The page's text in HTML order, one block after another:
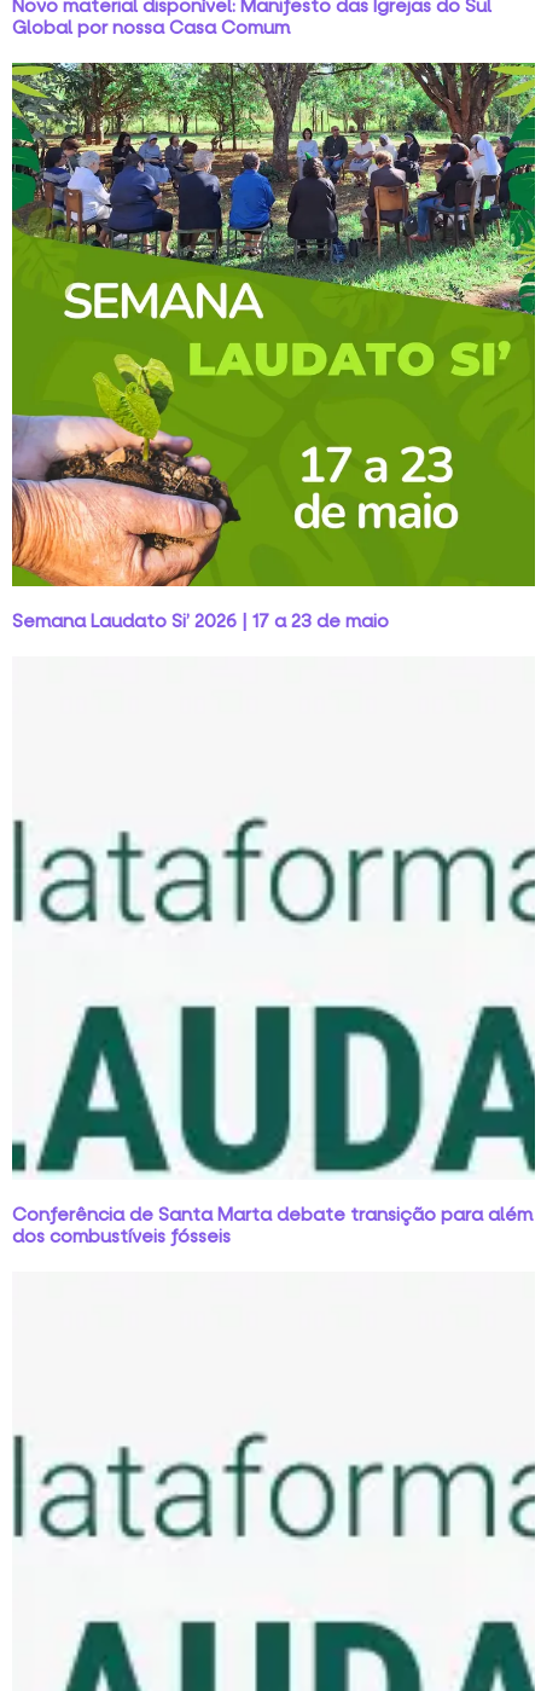
Novo material disponível: Manifesto das Igrejas do Sul
Global por nossa Casa Comum
Semana Laudato Si’ 2026 | 17 a 23 de maio
Conferência de Santa Marta debate transição para além
dos combustíveis fósseis